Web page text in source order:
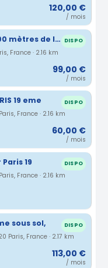
120,00 €
/ mois
parking sécurisé à 200 mètres de la station laumière/ourcq (ligne 5) DISPO
France · 2.16 km
99,00 €
/ mois
19 eme DISPO
France · 2.16 km
60,00 €
/ mois
19 DISPO
France · 2.16 km
sous sol, DISPO
Paris, France · 2.17 km
113,00 €
/ mois